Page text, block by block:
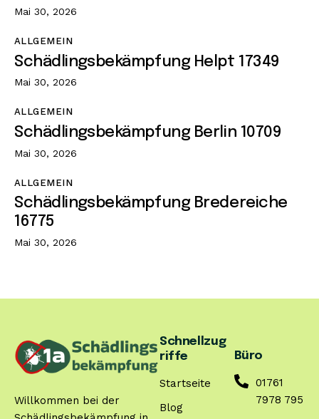
Mai 30, 2026
ALLGEMEIN
Schädlingsbekämpfung Helpt 17349
Mai 30, 2026
ALLGEMEIN
Schädlingsbekämpfung Berlin 10709
Mai 30, 2026
ALLGEMEIN
Schädlingsbekämpfung Bredereiche
16775
Mai 30, 2026
Willkommen bei der
Schnellzug
riffe
Startseite
Blog
Büro
01761
7978 795